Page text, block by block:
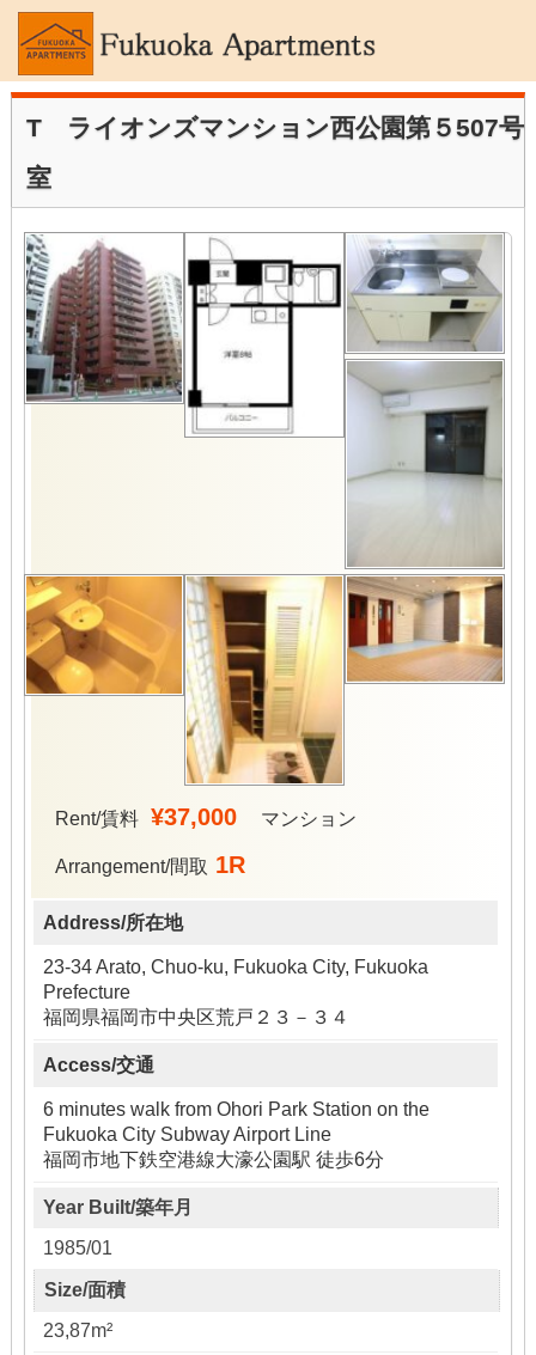
T ライオンズマンション西公園第５507号
室
Rent/賃料 ¥37,000 マンション
Arrangement/間取 1R
Address/所在地
23-34 Arato, Chuo-ku, Fukuoka City, Fukuoka
Prefecture
福岡県福岡市中央区荒戸２３－３４
Access/交通
6 minutes walk from Ohori Park Station on the
Fukuoka City Subway Airport Line
福岡市地下鉄空港線大濠公園駅 徒歩6分
Year Built/築年月
1985/01
Size/面積
23,87m²